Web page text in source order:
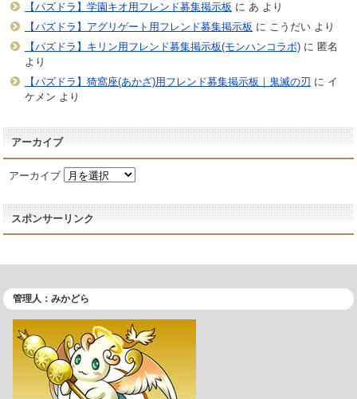
【パズドラ】学園キオ用フレンド募集掲示板 に あ より
【パズドラ】アグリゲート用フレンド募集掲示板 に こうだいより
【パズドラ】キリン用フレンド募集掲示板(モンハンコラボ)に 匿名
より
【パズドラ】猗窩座(あかざ)用フレンド募集掲示板｜鬼滅の刃 に イ
ケメン より
アーカイブ
アーカイブ
スポンサーリンク
管理人：みかどら